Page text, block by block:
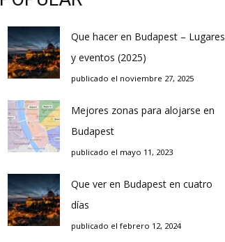
Que hacer en Budapest – Lugares
y eventos (2025)
publicado el noviembre 27, 2025
Mejores zonas para alojarse en
Budapest
publicado el mayo 11, 2023
Que ver en Budapest en cuatro
días
publicado el febrero 12, 2024